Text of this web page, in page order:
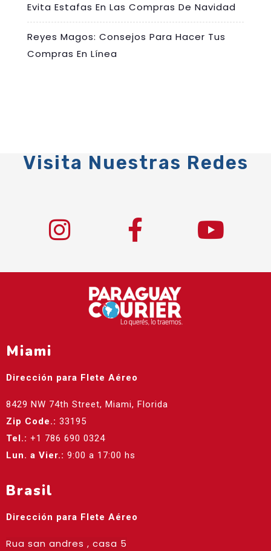
Evita Estafas En Las Compras De Navidad
Reyes Magos: Consejos Para Hacer Tus
Compras En Línea
Visita Nuestras Redes
Miami
Dirección para Flete Aéreo
8429 NW 74th Street, Miami, Florida
Zip Code.: 33195
Tel.: +1 786 690 0324
Lun. a Vier.: 9:00 a 17:00 hs
Brasil
Dirección para Flete Aéreo
Rua san andres , casa 5